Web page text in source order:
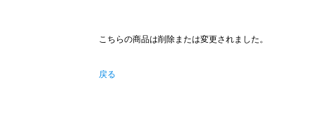
こちらの商品は削除または変更されました。
戻る